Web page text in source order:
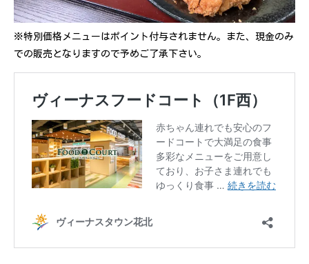
※特別価格メニューはポイント付与されません。また、現金のみ
での販売となりますので予めご了承下さい。